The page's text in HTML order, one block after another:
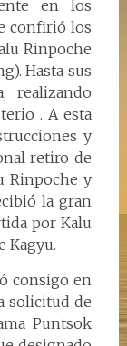
en los
confirió los
Rinpoche
Hasta sus
realizando
. A esta
y
retiro de
Rinpoche y
la gran
por Kalu
Kagyu.
consigo en
solicitud de
Puntsok